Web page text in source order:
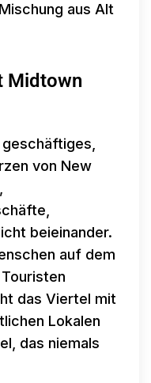
aus Alt
Midtown
von New
beieinander.
auf dem
das Viertel mit
Lokalen
das niemals